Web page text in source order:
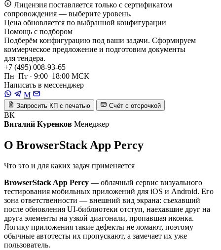
Лицензия поставляется только с сертификатом
сопровождения — выберите уровень.
Цена обновляется по выбранной конфигурации
Помощь с подбором
Подберём конфигурацию под ваши задачи. Сформируем
коммерческое предложение и подготовим документы
для тендера.
+7 (495) 008-93-65
Пн–Пт · 9:00–18:00 МСК
Написать в мессенджер
M
Запросить КП с печатью Счёт с отсрочкой
ВК
Виталий Куренков Менеджер
О BrowserStack App Percy
Что это и для каких задач применяется
BrowserStack App Percy — облачный сервис визуального
тестирования мобильных приложений для iOS и Android. Его
зона ответственности — внешний вид экрана: съехавший
после обновления UI-библиотеки отступ, наехавшие друг на
друга элементы на узкой диагонали, пропавшая иконка.
Логику приложения такие дефекты не ломают, поэтому
обычные автотесты их пропускают, а замечает их уже
пользователь.